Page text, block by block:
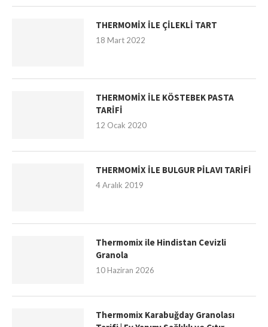
THERMOMİX İLE ÇİLEKLİ TART
18 Mart 2022
THERMOMİX İLE KÖSTEBEK PASTA
TARİFİ
12 Ocak 2020
THERMOMİX İLE BULGUR PİLAVI TARİFİ
4 Aralık 2019
Thermomix ile Hindistan Cevizli
Granola
10 Haziran 2026
Thermomix Karabuğday Granolası